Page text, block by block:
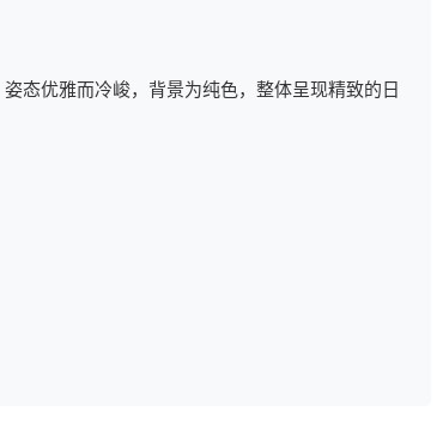
态优雅而冷峻，背景为纯色，整体呈现精致的日